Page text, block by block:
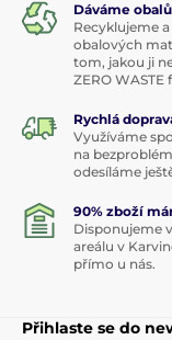
Dáváme
Recyklujeme
obalových
tom, jakou ji
ZERO WASTE
Rychlá
Využíváme
na
odesíláme
90% zboží
Disponujeme
areálu v
přímo u nás.
Přihlaste se do